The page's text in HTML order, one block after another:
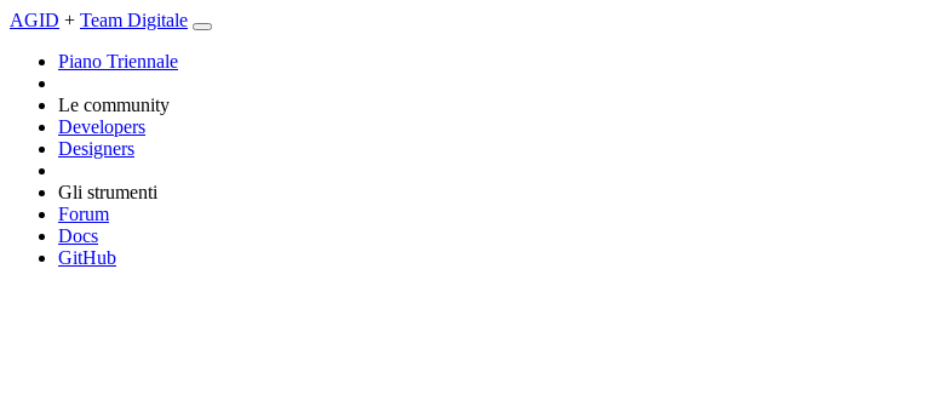
AGID + Team Digitale
Piano Triennale
Le community
Developers
Designers
Gli strumenti
Forum
Docs
GitHub